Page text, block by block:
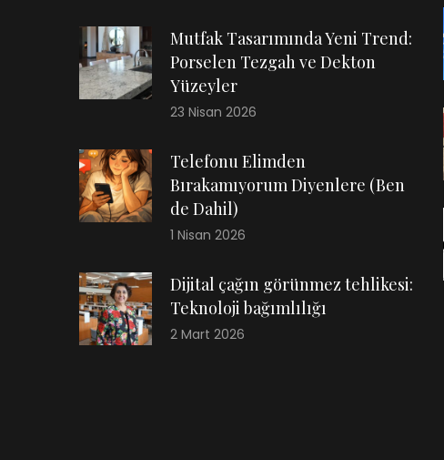
Mutfak Tasarımında Yeni Trend:
Porselen Tezgah ve Dekton
Yüzeyler
23 Nisan 2026
Telefonu Elimden
Bırakamıyorum Diyenlere (Ben
de Dahil)
1 Nisan 2026
Dijital çağın görünmez tehlikesi:
Teknoloji bağımlılığı
2 Mart 2026